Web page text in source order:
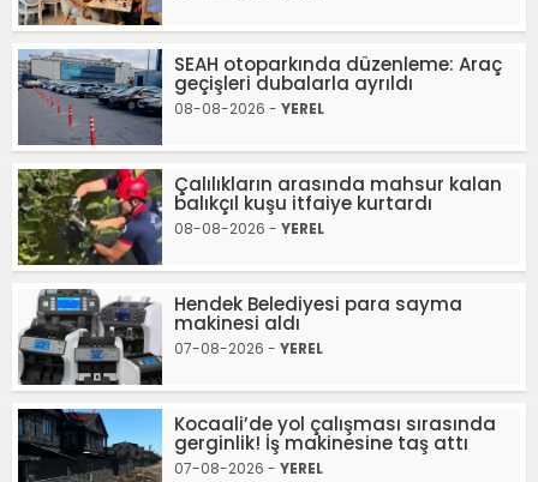
SEAH otoparkında düzenleme: Araç
geçişleri dubalarla ayrıldı
08-08-2026 - YEREL
Çalılıkların arasında mahsur kalan
balıkçıl kuşu itfaiye kurtardı
08-08-2026 - YEREL
Hendek Belediyesi para sayma
makinesi aldı
07-08-2026 - YEREL
Kocaali’de yol çalışması sırasında
gerginlik! İş makinesine taş attı
07-08-2026 - YEREL